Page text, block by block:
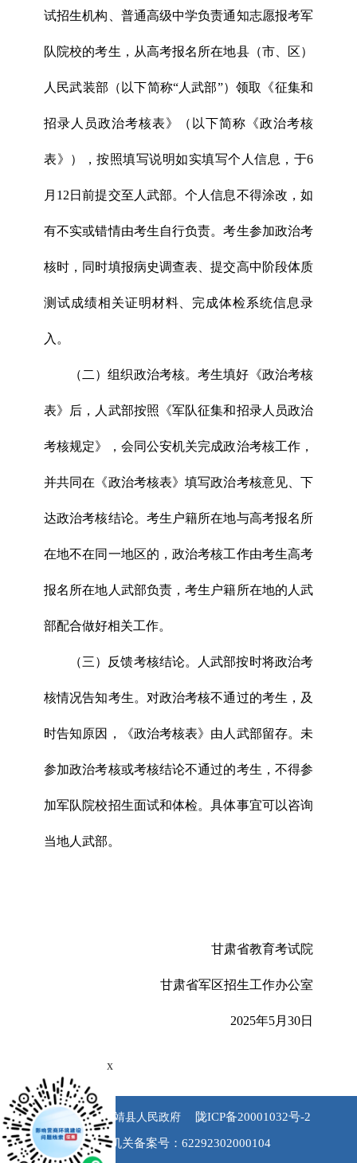
试招生机构、普通高级中学负责通知志愿报考军
队院校的考生，从高考报名所在地县（市、区）
人民武装部（以下简称“人武部”）领取《征集和
招录人员政治考核表》（以下简称《政治考核
表》），按照填写说明如实填写个人信息，于6
月12日前提交至人武部。个人信息不得涂改，如
有不实或错情由考生自行负责。考生参加政治考
核时，同时填报病史调查表、提交高中阶段体质
测试成绩相关证明材料、完成体检系统信息录
入。
（二）组织政治考核。考生填好《政治考核
表》后，人武部按照《军队征集和招录人员政治
考核规定》，会同公安机关完成政治考核工作，
并共同在《政治考核表》填写政治考核意见、下
达政治考核结论。考生户籍所在地与高考报名所
在地不在同一地区的，政治考核工作由考生高考
报名所在地人武部负责，考生户籍所在地的人武
部配合做好相关工作。
（三）反馈考核结论。人武部按时将政治考
核情况告知考生。对政治考核不通过的考生，及
时告知原因，《政治考核表》由人武部留存。未
参加政治考核或考核结论不通过的考生，不得参
加军队院校招生面试和体检。具体事宜可以咨询
当地人武部。
甘肃省教育考试院
甘肃省军区招生工作办公室
2025年5月30日
版权所有 永靖县人民政府 陇ICP备20001032号-2
公安机关备案号：62292302000104
x